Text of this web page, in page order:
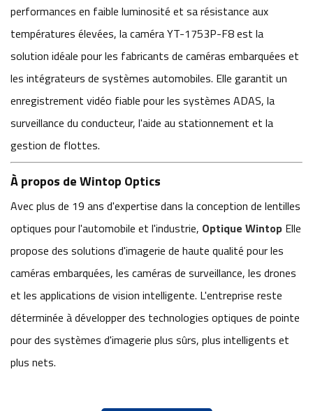
performances en faible luminosité et sa résistance aux
températures élevées, la caméra YT-1753P-F8 est la
solution idéale pour les fabricants de caméras embarquées et
les intégrateurs de systèmes automobiles. Elle garantit un
enregistrement vidéo fiable pour les systèmes ADAS, la
surveillance du conducteur, l'aide au stationnement et la
gestion de flottes.
À propos de Wintop Optics
Avec plus de 19 ans d'expertise dans la conception de lentilles
optiques pour l'automobile et l'industrie, Optique Wintop Elle
propose des solutions d'imagerie de haute qualité pour les
caméras embarquées, les caméras de surveillance, les drones
et les applications de vision intelligente. L'entreprise reste
déterminée à développer des technologies optiques de pointe
pour des systèmes d'imagerie plus sûrs, plus intelligents et
plus nets.